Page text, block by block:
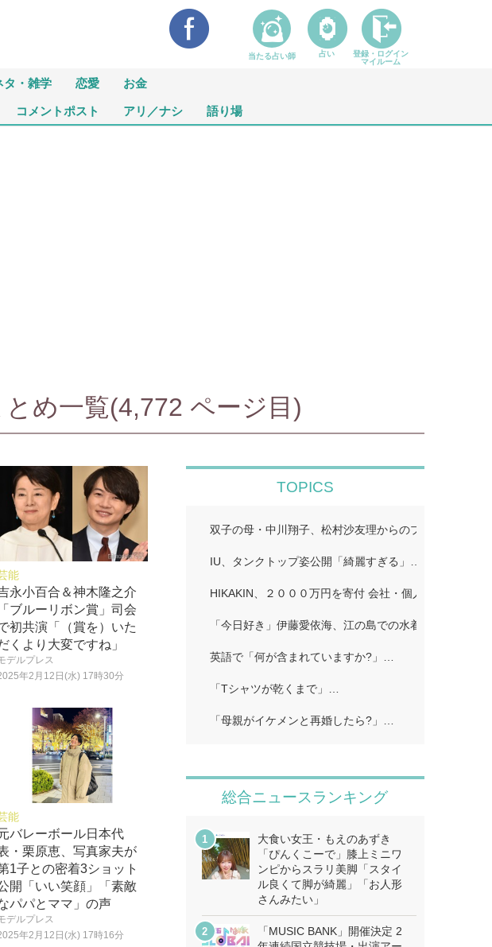
タ・雑学 恋愛 お金
コメントポスト アリ／ナシ 語り場
め一覧(4,772 ページ目)
能
永小百合＆神木隆之介
「ブルーリボン賞」司会
初共演「（賞を）いた
くより大変ですね」
デルプレス
年2月12日(水) 17時30分
能
バレーボール日本代
・栗原恵、写真家夫が
1子との密着3ショット
開「いい笑顔」「素敵
パパとママ」の声
デルプレス
年2月12日(水) 17時16分
TOPICS
双子の母・中川翔子、松村沙友理からのプレゼント公
IU、タンクトップ姿公開「綺麗すぎる」…
HIKAKIN、２０００万円を寄付 会社・個人から１００
「今日好き」伊藤愛依海、江の島での水着姿公開…
英語で「何が含まれていますか?」…
「Tシャツが乾くまで」…
「母親がイケメンと再婚したら?」…
総合ニュースランキング
大食い女王・もえのあずき
「ぴんくこーで」膝上ミニワ
ンピからスラリ美脚「スタイ
ル良くて脚が綺麗」「お人形
さんみたい」
「MUSIC BANK」開催決定 2
当たる占い師 占い
登録・ログイン
マイルーム